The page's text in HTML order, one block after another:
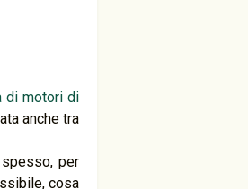
di motori di
anche tra
per
cosa